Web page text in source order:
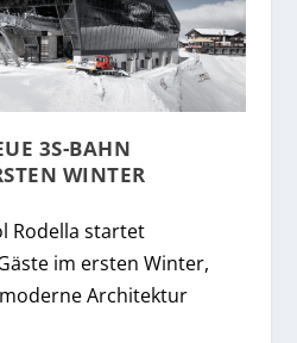
3S-BAHN
WINTER
Rodella startet
im ersten Winter,
Architektur